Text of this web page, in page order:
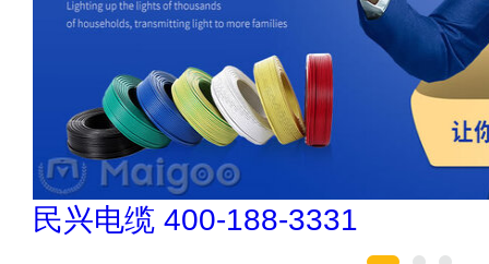
肯帝亚KENTIER 4006-026-011